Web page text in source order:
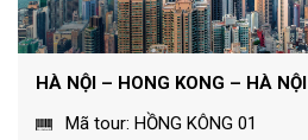
HÀ NỘI – HONG KONG – HÀ NỘI
Mã tour: HỒNG KÔNG 01